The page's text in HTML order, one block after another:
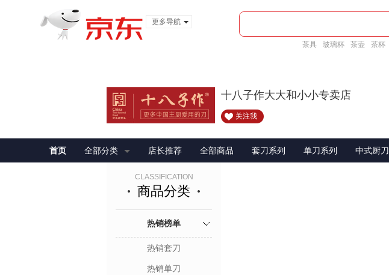
更多导航
茶具 玻璃杯 茶壶 茶杯
十八子作大大和小小专卖店
关注我
首页 全部分类 店长推荐 全部商品 套刀系列 单刀系列 中式厨刀
CLASSIFICATION
商品分类
热销榜单
热销套刀
热销单刀